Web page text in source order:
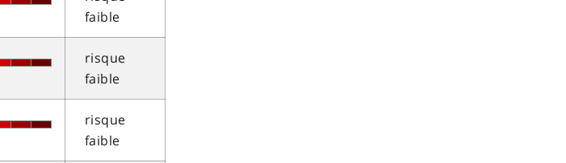
faible
risque
faible
risque
faible